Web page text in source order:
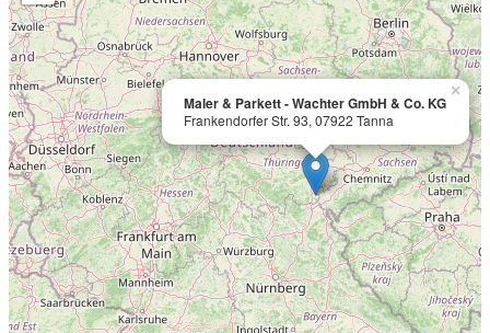
Maler & Parkett - Wachter GmbH & Co. KG
Frankendorfer Str. 93, 07922 Tanna
×